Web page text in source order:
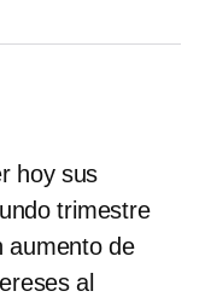
hoy sus
trimestre
aumento de
al